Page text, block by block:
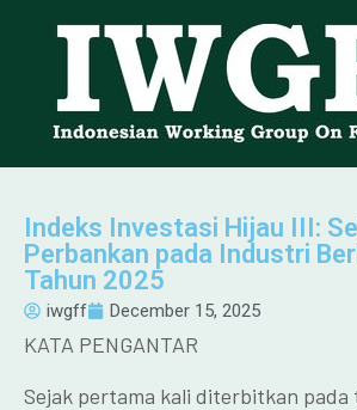
Indeks Investasi Hijau III:
Perbankan pada Industri
Tahun 2025
iwgff December 15, 2025
KATA PENGANTAR
Sejak pertama kali diterbitkan pada